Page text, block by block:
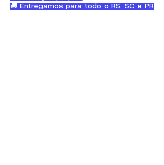
🚚 Entregamos para todo o RS, SC e PR